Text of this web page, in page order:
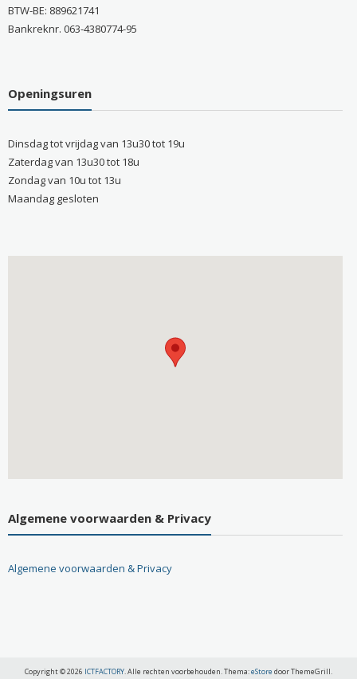
BTW-BE: 889621741
Bankreknr. 063-4380774-95
Openingsuren
Dinsdag tot vrijdag van 13u30 tot 19u
Zaterdag van 13u30 tot 18u
Zondag van 10u tot 13u
Maandag gesloten
Algemene voorwaarden & Privacy
Algemene voorwaarden & Privacy
Copyright © 2026 ICTFACTORY. Alle rechten voorbehouden. Thema:eStore door ThemeGrill.